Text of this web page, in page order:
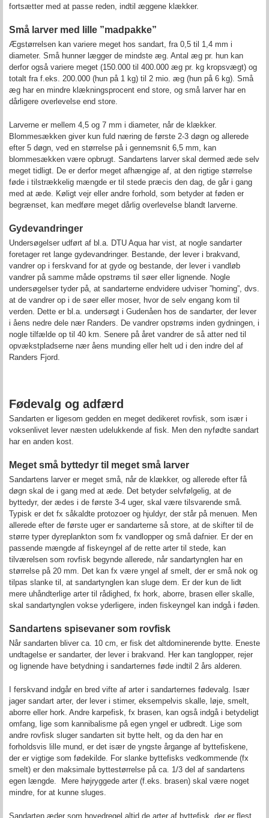
fortsætter med at passe reden, indtil æggene klækker.
Små larver med lille ”madpakke”
Ægstørrelsen kan variere meget hos sandart, fra 0,5 til 1,4 mm i
diameter. Små hunner lægger de mindste æg. Antal æg pr. hun kan
derfor også variere meget (150.000 til 400.000 æg pr. kg kropsvægt) og
totalt fra f.eks. 200.000 (hun på 1 kg) til 2 mio. æg (hun på 6 kg). Små
æg har en mindre klækningsprocent end store, og små larver har en
dårligere overlevelse end store.
Larverne er mellem 4,5 og 7 mm i diameter, når de klækker.
Blommesækken giver kun fuld næring de første 2-3 døgn og allerede
efter 5 døgn, ved en størrelse på i gennemsnit 6,5 mm, kan
blommesækken være opbrugt. Sandartens larver skal dermed æde selv
meget tidligt. De er derfor meget afhængige af, at den rigtige størrelse
føde i tilstrækkelig mængde er til stede præcis den dag, de går i gang
med at æde. Køligt vejr eller andre forhold, som betyder at føden er
begrænset, kan medføre meget dårlig overlevelse blandt larverne.
Gydevandringer
Undersøgelser udført af bl.a. DTU Aqua har vist, at nogle sandarter
foretager ret lange gydevandringer. Bestande, der lever i brakvand,
vandrer op i ferskvand for at gyde og bestande, der lever i vandløb
vandrer på samme måde opstrøms til søer eller lignende. Nogle
undersøgelser tyder på, at sandarterne endvidere udviser ”homing”, dvs.
at de vandrer op i de søer eller moser, hvor de selv engang kom til
verden. Dette er bl.a. undersøgt i Gudenåen hos de sandarter, der lever
i åens nedre dele nær Randers. De vandrer opstrøms inden gydningen, i
nogle tilfælde op til 40 km. Senere på året vandrer de så atter ned til
opvækstpladserne nær åens munding eller helt ud i den indre del af
Randers Fjord.
Fødevalg og adfærd
Sandarten er ligesom gedden en meget dedikeret rovfisk, som især i
voksenlivet lever næsten udelukkende af fisk. Men den nyfødte sandart
har en anden kost.
Meget små byttedyr til meget små larver
Sandartens larver er meget små, når de klækker, og allerede efter få
døgn skal de i gang med at æde. Det betyder selvfølgelig, at de
byttedyr, der ædes i de første 3-4 uger, skal være tilsvarende små.
Typisk er det fx såkaldte protozoer og hjuldyr, der står på menuen. Men
allerede efter de første uger er sandarterne så store, at de skifter til de
større typer dyreplankton som fx vandlopper og små dafnier. Er der en
passende mængde af fiskeyngel af de rette arter til stede, kan
tilværelsen som rovfisk begynde allerede, når sandartynglen har en
størrelse på 20 mm. Det kan fx være yngel af smelt, der er små nok og
tilpas slanke til, at sandartynglen kan sluge dem. Er der kun de lidt
mere uhåndterlige arter til rådighed, fx hork, aborre, brasen eller skalle,
skal sandartynglen vokse yderligere, inden fiskeyngel kan indgå i føden.
Sandartens spisevaner som rovfisk
Når sandarten bliver ca. 10 cm, er fisk det altdominerende bytte. Eneste
undtagelse er sandarter, der lever i brakvand. Her kan tanglopper, rejer
og lignende have betydning i sandarternes føde indtil 2 års alderen.
I ferskvand indgår en bred vifte af arter i sandarternes fødevalg. Især
jager sandart arter, der lever i stimer, eksempelvis skalle, løje, smelt,
aborre eller hork. Andre karpefisk, fx brasen, kan også indgå i betydeligt
omfang, lige som kannibalisme på egen yngel er udbredt. Lige som
andre rovfisk sluger sandarten sit bytte helt, og da den har en
forholdsvis lille mund, er det især de yngste årgange af byttefiskene,
der er vigtige som fødekilde. For slanke byttefisks vedkommende (fx
smelt) er den maksimale byttestørrelse på ca. 1/3 del af sandartens
egen længde. Mere højryggede arter (f.eks. brasen) skal være noget
mindre, for at kunne sluges.
Sandarten æder som hovedregel altid de arter af byttefisk, der er flest